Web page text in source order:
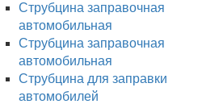
Струбцина заправочная
автомобильная
Струбцина заправочная
автомобильная
Струбцина для заправки
автомобилей